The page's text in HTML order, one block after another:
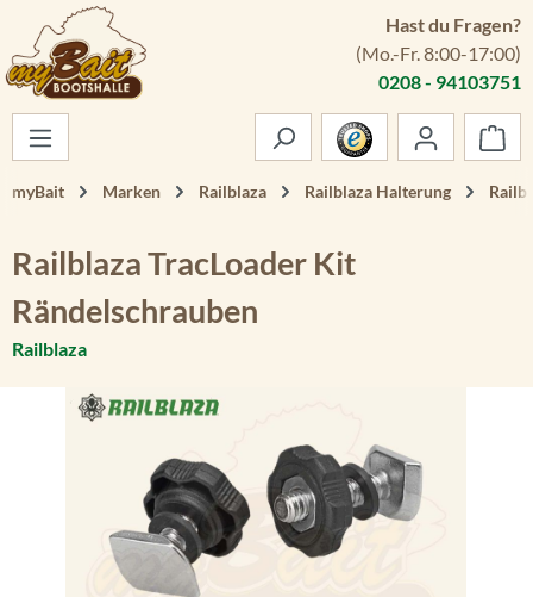
Zum Hauptinhalt springen
Hast du Fragen?
(Mo.-Fr. 8:00-17:00)
0208 - 94103751
myBait Marken Railblaza Railblaza Halterung
Railblaza TracLoader Kit
Rändelschrauben
Railblaza
Bildergalerie überspringen